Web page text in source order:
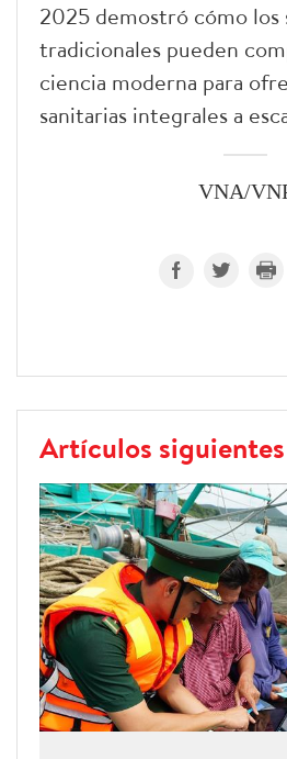
2025 demostró cómo los
tradicionales pueden
ciencia moderna para
sanitarias integrales a
VNA/
Artículos siguientes